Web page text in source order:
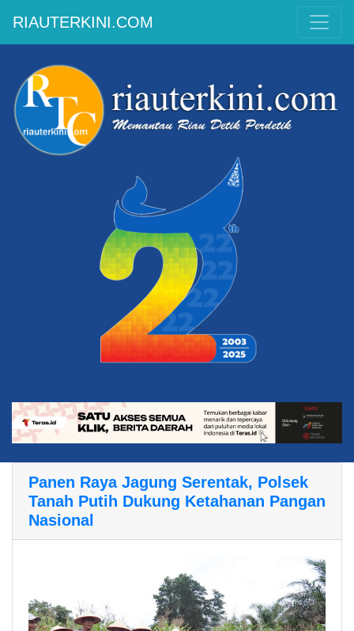
RIAUTERKINI.COM
Panen Raya Jagung Serentak, Polsek
Tanah Putih Dukung Ketahanan Pangan
Nasional